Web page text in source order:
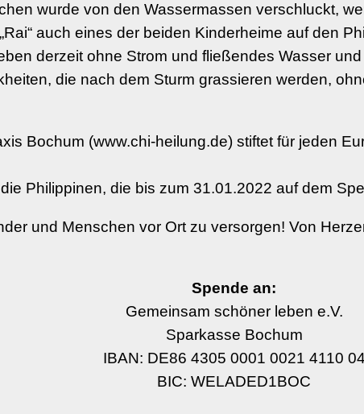
wurde von den Wassermassen verschluckt,
auch eines der beiden Kinderheime auf den
derzeit ohne Strom und fließendes Wasser
die nach dem Sturm grassieren werden,
Bochum (www.chi-heilung.de) stiftet für jeden
Philippinen, die bis zum 31.01.2022 auf dem
und Menschen vor Ort zu versorgen! Von
Spende an:
Gemeinsam schöner leben e.V.
Sparkasse Bochum
IBAN: DE86 4305 0001 0021 4110 04
BIC: WELADED1BOC